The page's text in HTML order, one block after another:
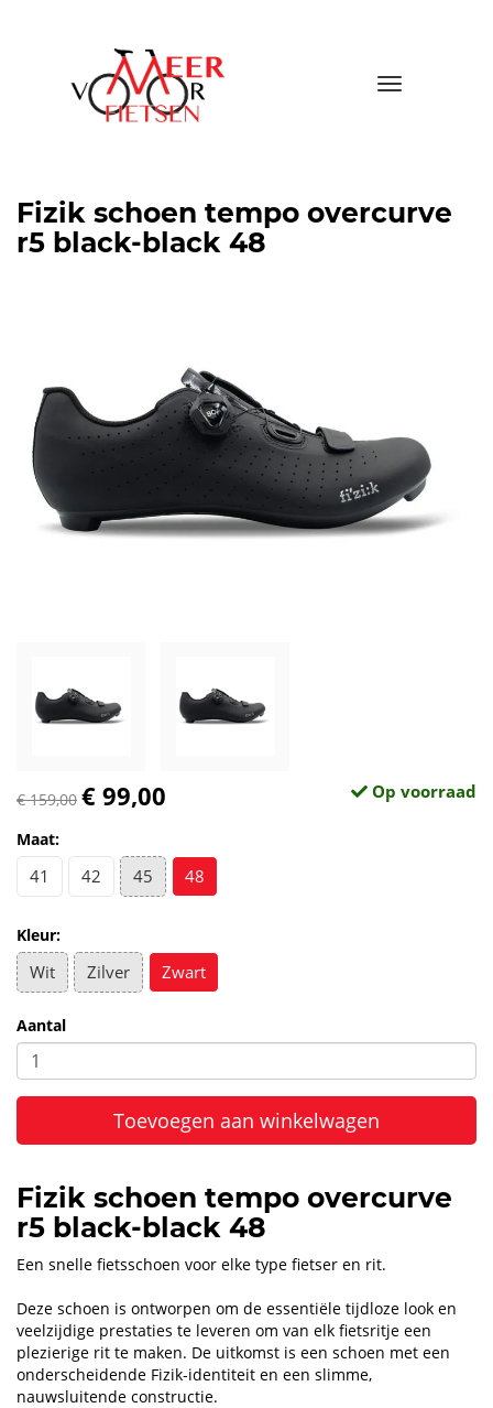
Toggle
Fizik schoen tempo overcurve
r5 black-black 48
€ 159,00 € 99,00 Op voorraad
Maat:
41 42 45 48
Kleur:
Wit Zilver Zwart
Aantal
Toevoegen aan winkelwagen
Fizik schoen tempo overcurve
r5 black-black 48
Een snelle fietsschoen voor elke type fietser en rit.
Deze schoen is ontworpen om de essentiële tijdloze look en
veelzijdige prestaties te leveren om van elk fietsritje een
plezierige rit te maken. De uitkomst is een schoen met een
onderscheidende Fizik-identiteit en een slimme,
nauwsluitende constructie.